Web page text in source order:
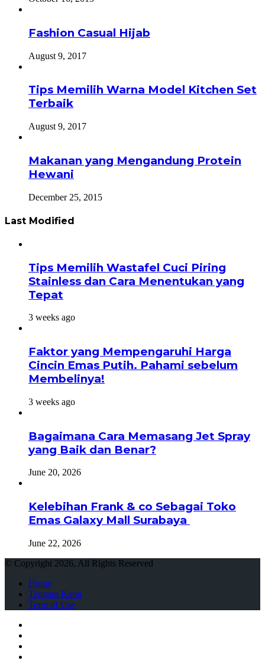
Fashion Casual Hijab
August 9, 2017
Tips Memilih Warna Model Kitchen Set
Terbaik
August 9, 2017
Makanan yang Mengandung Protein
Hewani
December 25, 2015
Last Modified
Tips Memilih Wastafel Cuci Piring
Stainless dan Cara Menentukan yang
Tepat
3 weeks ago
Faktor yang Mempengaruhi Harga
Cincin Emas Putih. Pahami sebelum
Membelinya!
3 weeks ago
Bagaimana Cara Memasang Jet Spray
yang Baik dan Benar?
June 20, 2026
Kelebihan Frank & co Sebagai Toko
Emas Galaxy Mall Surabaya
June 22, 2026
© Copyright 2026, All Rights Reserved
Home
Tentang Kami
Term of Use
Facebook
Twitter
WhatsApp
Telegram
Close